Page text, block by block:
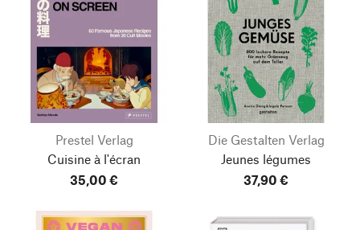
Prestel Verlag
Cuisine à l'écran
35,00 €
Die Gestalten Verlag
Jeunes légumes
37,90 €